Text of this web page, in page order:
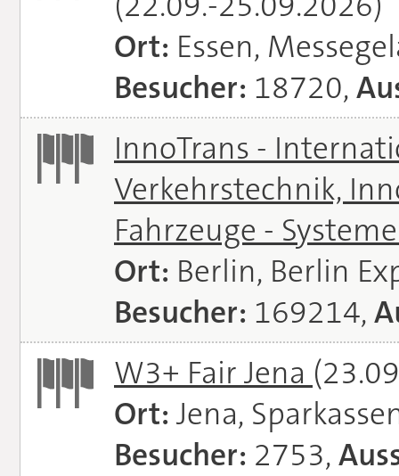
Ort: Essen,
Besucher: 18720,
InnoTrans -
Verkehrstechnik,
Fahrzeuge -
Ort: Berlin, Berlin
Besucher: 169214,
W3+ Fair Jena
Ort: Jena,
Besucher: 2753,